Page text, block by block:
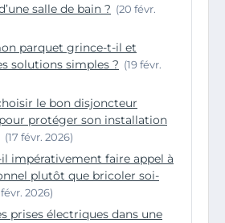
salle de bain ? (20 févr.
parquet grince-t-il et
solutions simples ? (19 févr.
le bon disjoncteur
protéger son installation
(17 févr. 2026)
impérativement faire appel à
plutôt que bricoler soi-
févr. 2026)
prises électriques dans une